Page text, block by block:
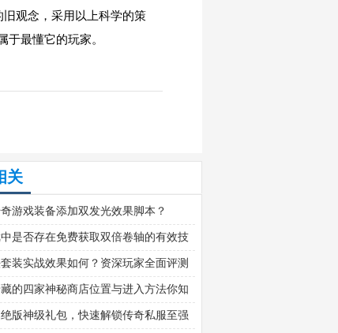
观念，采用以上科学的策
最懂它的玩家。
关
游戏装备添加双发光效果脚本？
是否存在免费获取双倍卷轴的有效技
装实战效果如何？资深玩家全面评测
技巧解析
的四家神秘商店位置与进入方法你知
版神级礼包，快速解锁传奇私服至强